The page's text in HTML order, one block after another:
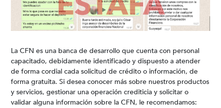
La CFN es una banca de desarrollo que cuenta con personal
capacitado, debidamente identificado y dispuesto a atender
de forma cordial cada solicitud de crédito o información, de
forma gratuita. Si desea conocer más sobre nuestros productos
y servicios, gestionar una operación crediticia y solicitar o
validar alguna información sobre la CFN, le recomendamos: